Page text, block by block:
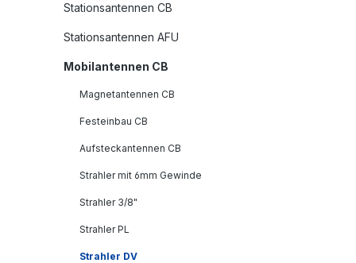
Stationsantennen CB
Stationsantennen AFU
Mobilantennen CB
Magnetantennen CB
Festeinbau CB
Aufsteckantennen CB
Strahler mit 6mm Gewinde
Strahler 3/8"
Strahler PL
Strahler DV